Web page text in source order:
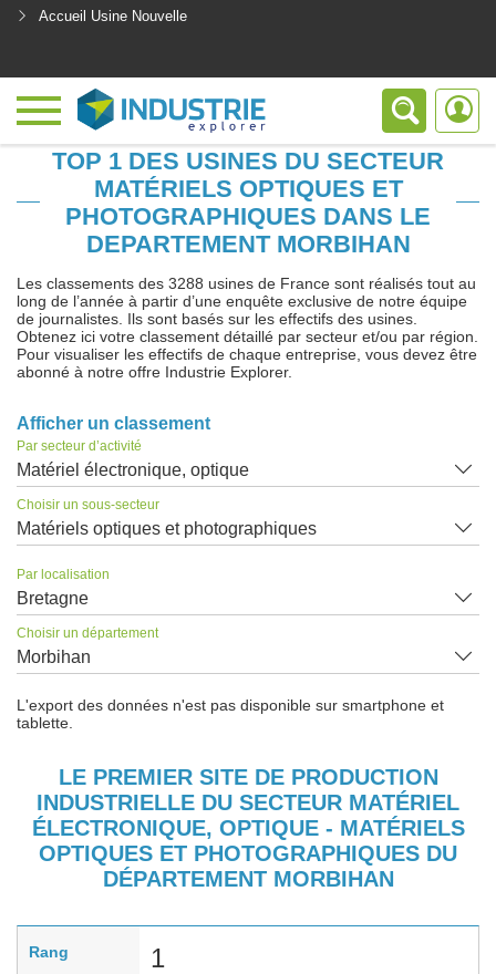
Accueil Usine Nouvelle
TOP 1 DES USINES DU SECTEUR
MATÉRIELS OPTIQUES ET
PHOTOGRAPHIQUES DANS LE
DEPARTEMENT MORBIHAN
Les classements des 3288 usines de France sont réalisés tout au
long de l’année à partir d’une enquête exclusive de notre équipe
de journalistes. Ils sont basés sur les effectifs des usines.
Obtenez ici votre classement détaillé par secteur et/ou par région.
Pour visualiser les effectifs de chaque entreprise, vous devez être
abonné à notre offre Industrie Explorer.
Afficher un classement
Par secteur d’activité
Matériel électronique, optique
Choisir un sous-secteur
Matériels optiques et photographiques
Par localisation
Bretagne
Choisir un département
Morbihan
L'export des données n'est pas disponible sur smartphone et
tablette.
LE PREMIER SITE DE PRODUCTION
INDUSTRIELLE DU SECTEUR MATÉRIEL
ÉLECTRONIQUE, OPTIQUE - MATÉRIELS
OPTIQUES ET PHOTOGRAPHIQUES DU
DÉPARTEMENT MORBIHAN
Rang 1